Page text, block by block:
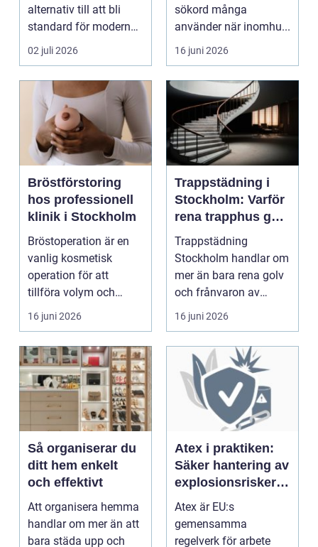
alternativ till att bli
standard för modern
belysning. Fö...
02 juli 2026
sökord många
använder när inomhu...
16 juni 2026
Bröstförstoring
hos professionell
klinik i Stockholm
Bröstoperation är en
vanlig kosmetisk
operation för att
tillföra volym och
skapa...
16 juni 2026
Trappstädning i
Stockholm: Varför
rena trapphus gör
sådan skillnad
Trappstädning
Stockholm handlar om
mer än bara rena golv
och frånvaron av
damm. Ett ...
16 juni 2026
Så organiserar du
ditt hem enkelt
och effektivt
Att organisera hemma
handlar om mer än att
bara städa upp och
Atex i praktiken:
Säker hantering av
explosionsrisker i
industrin
Atex är EU:s
gemensamma
regelverk för arbete